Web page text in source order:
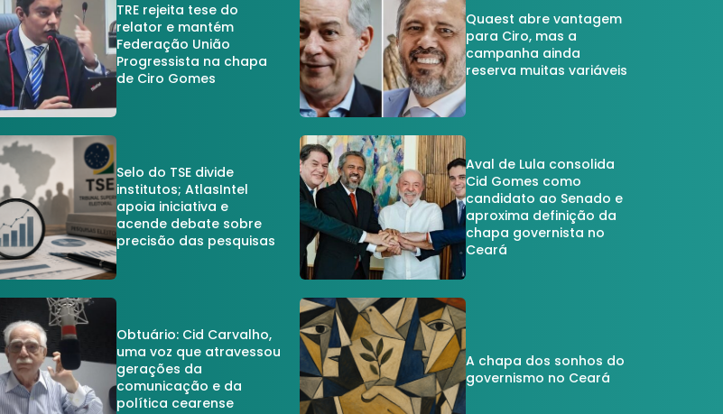
TRE rejeita tese do
relator e mantém
Federação União
Progressista na chapa
de Ciro Gomes
Quaest abre vantagem
para Ciro, mas a
campanha ainda
reserva muitas variáveis
Selo do TSE divide
institutos; AtlasIntel
apoia iniciativa e
acende debate sobre
precisão das pesquisas
Aval de Lula consolida
Cid Gomes como
candidato ao Senado e
aproxima definição da
chapa governista no
Ceará
Obtuário: Cid Carvalho,
uma voz que atravessou
gerações da
comunicação e da
política cearense
A chapa dos sonhos do
governismo no Ceará